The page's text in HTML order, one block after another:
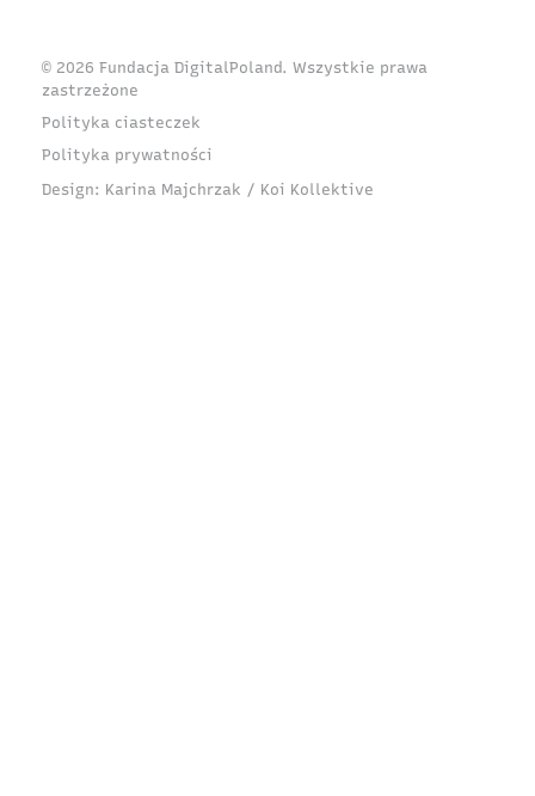
© 2026 Fundacja DigitalPoland. Wszystkie prawa
zastrzeżone
Polityka ciasteczek
Polityka prywatności
Design: Karina Majchrzak / Koi Kollektive